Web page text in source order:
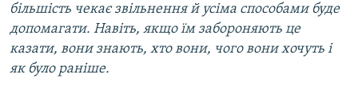
більшість чекає звільнення й усіма способами буде
допомагати. Навіть, якщо їм забороняють це
казати, вони знають, хто вони, чого вони хочуть і
як було раніше.